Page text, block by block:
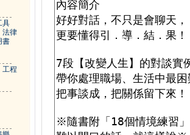
具
法律
書
工程